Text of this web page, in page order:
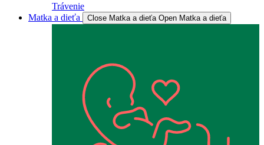
Trávenie
Matka a dieťa
Close Matka a dieťa Open Matka a dieťa